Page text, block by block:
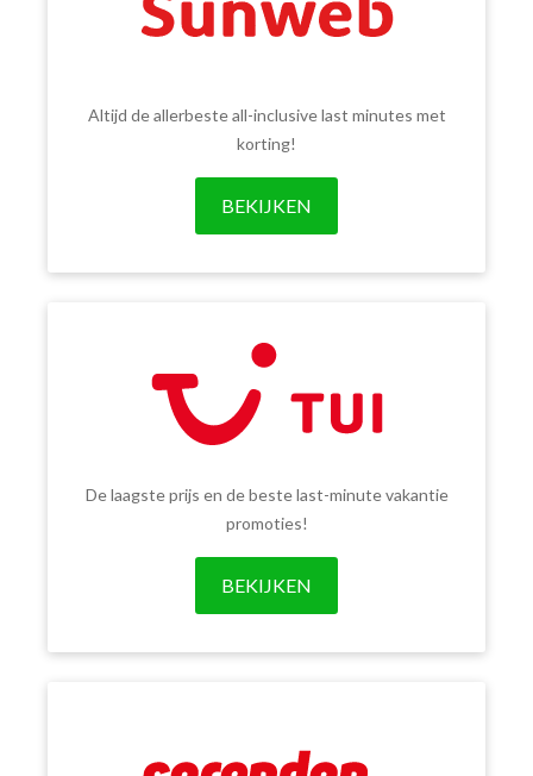
Altijd de allerbeste all-inclusive last minutes met
korting!
BEKIJKEN
De laagste prijs en de beste last-minute vakantie
promoties!
BEKIJKEN